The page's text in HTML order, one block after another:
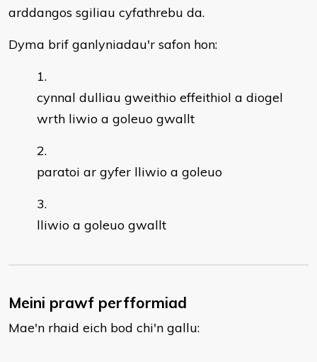
arddangos sgiliau cyfathrebu da.
Dyma brif ganlyniadau'r safon hon:
cynnal dulliau gweithio effeithiol a diogel
wrth liwio a goleuo gwallt
paratoi ar gyfer lliwio a goleuo
lliwio a goleuo gwallt
Meini prawf perfformiad
Mae'n rhaid eich bod chi'n gallu: